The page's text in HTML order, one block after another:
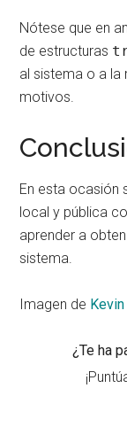
Nótese que en
de estructuras
al sistema o a la
motivos.
En esta ocasión
local y pública
aprender a
sistema.
Imagen de
¿Te ha